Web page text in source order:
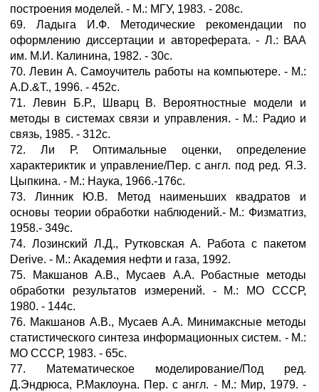
построения моделей. - М.: МГУ, 1983. - 208с.
69. Ладыга И.Ф. Методические рекомендации по
оформлению диссертации и автореферата. - Л.: ВАА
им. М.И. Калинина, 1982. - 30с.
70. Левин А. Самоучитель работы на компьютере. - М.:
A.D.&T., 1996. - 452с.
71. Левин Б.Р., Шварц В. Вероятностные модели и
методы в системах связи и управления. - М.: Радио и
связь, 1985. - 312с.
72. Ли Р. Оптимальные оценки, определение
характериктик и управление/Пер. с англ. под ред. Я.З.
Цыпкина. - М.: Наука, 1966.-176с.
73. Линник Ю.В. Метод наименьших квадратов и
основы теории обработки наблюдений.- М.: Физматгиз,
1958.- 349с.
74. Лозинский Л.Д., Рутковская А. Работа с пакетом
Derive. - M.: Академия нефти и газа, 1992.
75. Макшанов А.В., Мусаев А.А. Робастные методы
обработки результатов измерений. - М.: МО СССР,
1980. - 144с.
76. Макшанов А.В., Мусаев А.А. Минимаксные методы
статистического синтеза информационных систем. - М.:
МО СССР, 1983. - 65с.
77. Математическое моделирование/Под ред.
Д.Эндрюса, Р.Маклоуна. Пер. с англ. - М.: Мир, 1979. -